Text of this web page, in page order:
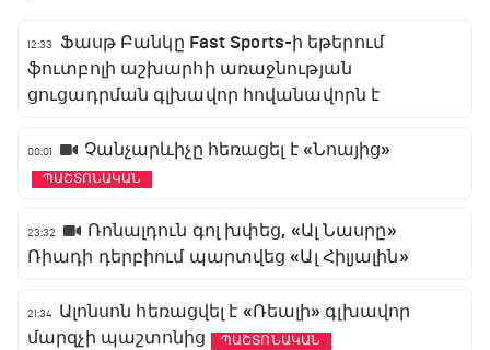
12:33
Ֆասթ Բանկը Fast Sports-ի եթերում
ֆուտբոլի աշխարհի առաջնության
ցուցադրման գլխավոր հովանավորն է
00:01 Չանչարևիչը հեռացել է «Նոայից»
ՊԱՇՏՈՆԱԿԱՆ
23:32
Ռոնալդուն գոլ խփեց, «Ալ Նասրը»
Ռիադի դերբիում պարտվեց «Ալ Հիլյալին»
21:34 Ալոնսոն հեռացվել է «Ռեալի» գլխավոր
մարզչի պաշտոնից
ՊԱՇՏՈՆԱԿԱՆ